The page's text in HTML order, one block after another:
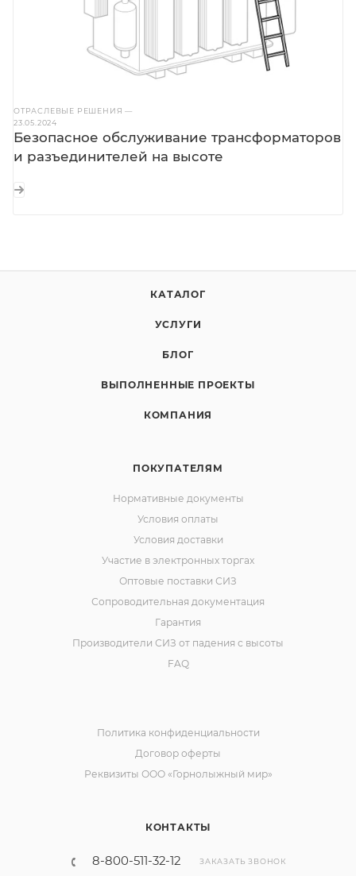
ОТРАСЛЕВЫЕ РЕШЕНИЯ—
23.05.2024
Безопасное обслуживание трансформаторов
и разъединителей на высоте
КАТАЛОГ
УСЛУГИ
БЛОГ
ВЫПОЛНЕННЫЕ ПРОЕКТЫ
КОМПАНИЯ
ПОКУПАТЕЛЯМ
Нормативные документы
Условия оплаты
Условия доставки
Участие в электронных торгах
Оптовые поставки СИЗ
Сопроводительная документация
Гарантия
Производители СИЗ от падения с высоты
FAQ
КОНТАКТЫ
8-800-511-32-12 ЗАКАЗАТЬ ЗВОНОК
Политика конфиденциальности
Договор оферты
Реквизиты ООО «Горнолыжный мир»